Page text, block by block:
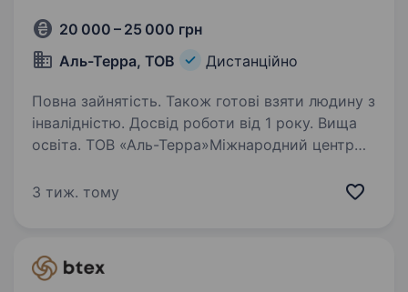
20 000 – 25 000 грн
Аль-Терра, ТОВ
Дистанційно
Повна зайнятість. Також готові взяти людину з
інвалідністю. Досвід роботи від 1 року. Вища
освіта. ТОВ «Аль-Терра»Міжнародний центр
ALTERRA (майже 15 років на ринку, Україна,
прогресивним хабом для…
3 тиж. тому